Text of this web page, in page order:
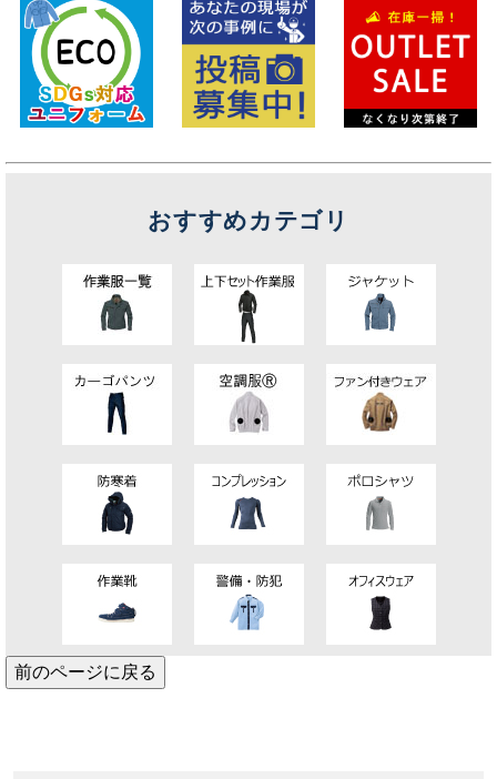
おすすめカテゴリ
前のページに戻る